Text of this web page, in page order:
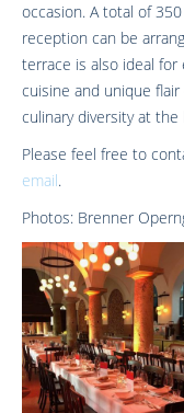
occasion. A total of
reception can be
terrace is also ideal
cuisine and unique
culinary diversity at the
Please feel free to
email.
Photos: Brenner